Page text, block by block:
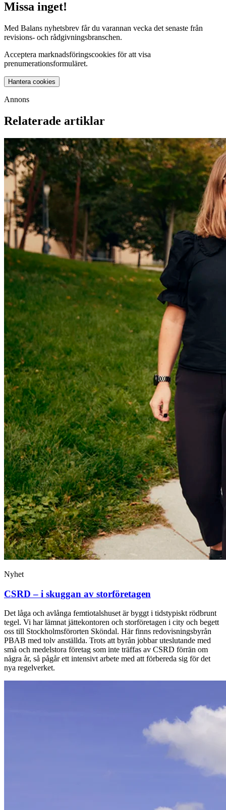
Missa inget!
Med Balans nyhetsbrev får du varannan vecka det senaste från
revisions- och rådgivningsbranschen.
Acceptera marknadsföringscookies för att visa
prenumerationsformuläret.
Hantera cookies
Annons
Relaterade artiklar
Nyhet
CSRD – i skuggan av storföretagen
Det låga och avlånga femtiotals­huset är byggt i tidstypiskt rödbrunt
tegel. Vi har lämnat jättekontoren och storföretagen i city och begett
oss till Stockholmsförorten Sköndal. Här finns redovisningsbyrån
PBAB med tolv anställda. Trots att byrån jobbar uteslutande med
små och medelstora företag som inte träffas av CSRD förrän om
några år, så pågår ett intensivt arbete med att förbereda sig för det
nya regelverket.